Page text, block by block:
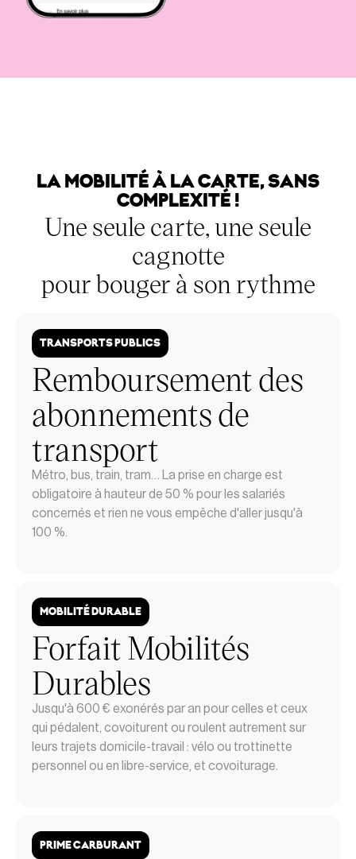
LA MOBILITÉ À LA CARTE, SANS
COMPLEXITÉ !
Une seule carte, une seule
cagnotte
pour bouger à son rythme
TRANSPORTS PUBLICS
Remboursement des
abonnements de
transport
Métro, bus, train, tram… La prise en charge est
obligatoire à hauteur de 50 % pour les salariés
concernés et rien ne vous empêche d'aller jusqu'à
100 %.
MOBILITÉ DURABLE
Forfait Mobilités
Durables
Jusqu'à 600 € exonérés par an pour celles et ceux
qui pédalent, covoiturent ou roulent autrement sur
leurs trajets domicile-travail : vélo ou trottinette
personnel ou en libre-service, et covoiturage.
PRIME CARBURANT